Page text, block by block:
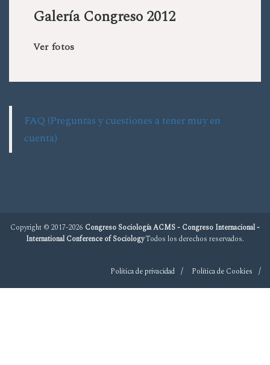
Galería Congreso 2012
Ver fotos
FAQ (Preguntas y cuestiones a tener muy en
cuenta)
Copyright © 2017-2026 Congreso Sociología ACMS - Congreso Internacional -
International Conference of SociologyTodos los derechos reservados.
Política de privacidad Política de Cookies